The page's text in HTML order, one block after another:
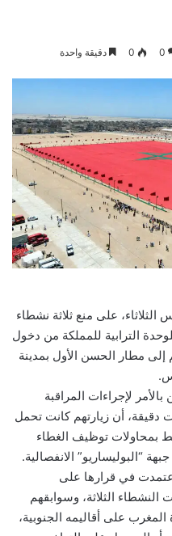
0
0 دقيقة واحدة
على منع ثلاثة نشطاء
الترابية للمملكة من دخول
مطار الحسن الأول بمدينة
لإجراءات المراقبة
دقيقة، أن زيارتهم كانت تحمل
بمحاولات توظيف الغطاء
“البوليساريو” الانفصالية.
في قرارها على
الثلاثة، وسوابقهم
على أقاليمه الجنوبية،